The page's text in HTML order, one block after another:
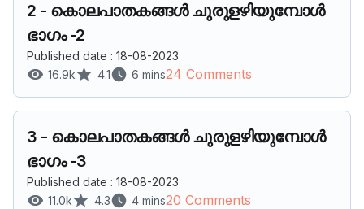
2 - കൊലപാതകങ്ങൾ ചുരുളഴിയുമ്പോൾ
ഭാഗം -2
Published date : 18-08-2023
16.9k
4.1 6 mins24 Comments
3 - കൊലപാതകങ്ങൾ ചുരുളഴിയുമ്പോൾ
ഭാഗം -3
Published date : 18-08-2023
11.0k
4.3 4 mins20 Comments